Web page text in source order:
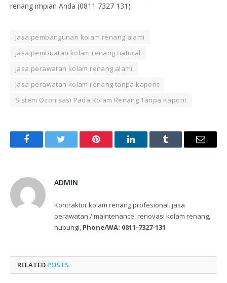
renang impian Anda (0811 7327 131)
Jasa pembangunan kolam renang alami
jasa pembuatan kolam renang natural
jasa perawatan kolam renang alami
Jasa perawatan kolam renang tanpa kaporit
Sistem Ozonisasi Pada Kolam Renang Tanpa Kaporit
FacebookTwitter Pinterest LinkedInTumblr Email
ADMIN
Kontraktor kolam renang profesional. jasa
perawatan / maintenance, renovasi kolam renang,
hubungi, Phone/WA: 0811-7327-131
RELATED POSTS